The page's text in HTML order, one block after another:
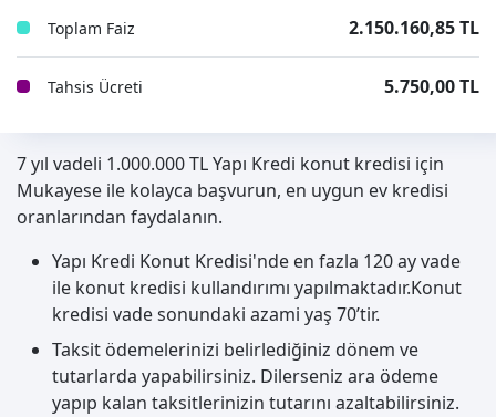
Toplam Faiz 2.150.160,85 TL
Tahsis Ücreti 5.750,00 TL
7 yıl vadeli 1.000.000 TL Yapı Kredi konut kredisi için
Mukayese ile kolayca başvurun, en uygun ev kredisi
oranlarından faydalanın.
Yapı Kredi Konut Kredisi'nde en fazla 120 ay vade
ile konut kredisi kullandırımı yapılmaktadır.Konut
kredisi vade sonundaki azami yaş 70’tir.
Taksit ödemelerinizi belirlediğiniz dönem ve
tutarlarda yapabilirsiniz. Dilerseniz ara ödeme
yapıp kalan taksitlerinizin tutarını azaltabilirsiniz.